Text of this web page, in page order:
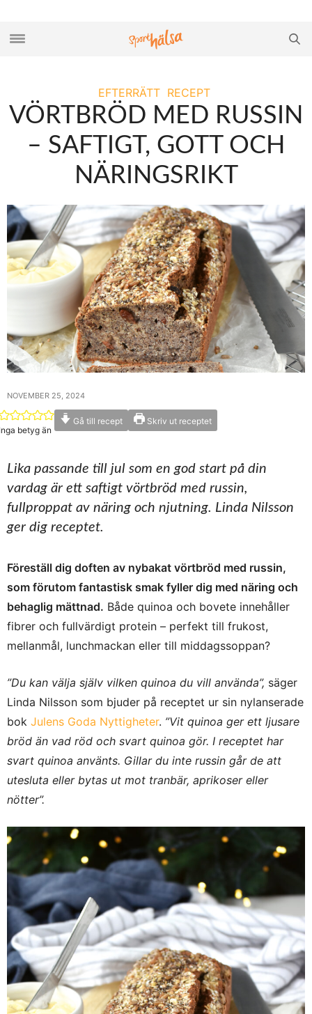
EFTERRÄTT RECEPT
VÖRTBRÖD MED RUSSIN
– SAFTIGT, GOTT OCH
NÄRINGSRIKT
NOVEMBER 25, 2024
betyg än
Gå till recept Skriv ut receptet
Lika passande till jul som en god start på din
vardag är ett saftigt vörtbröd med russin,
fullproppat av näring och njutning. Linda Nilsson
ger dig receptet.
Föreställ dig doften av nybakat vörtbröd med russin,
som förutom fantastisk smak fyller dig med näring och
behaglig mättnad. Både quinoa och bovete innehåller
fibrer och fullvärdigt protein – perfekt till frukost,
mellanmål, lunchmackan eller till middagssoppan?
”Du kan välja själv vilken quinoa du vill använda”, säger
Linda Nilsson som bjuder på receptet ur sin nylanserade
bok Julens Goda Nyttigheter. ”Vit quinoa ger ett ljusare
bröd än vad röd och svart quinoa gör. I receptet har
svart quinoa använts. Gillar du inte russin går de att
utesluta eller bytas ut mot tranbär, aprikoser eller
nötter”.